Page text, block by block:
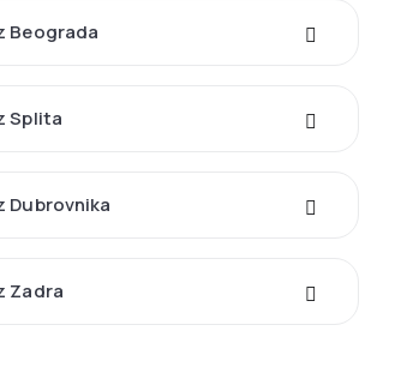
Beograda
Splita
Dubrovnika
Zadra